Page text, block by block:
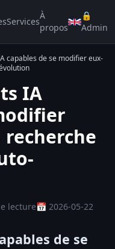
Services
À
propos
🔒
Admin
capables de se modifier eux-
IA
lecture📅 2026-05-22
de se